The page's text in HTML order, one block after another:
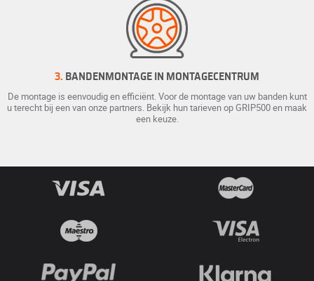
3. BANDENMONTAGE IN MONTAGECENTRUM
De montage is eenvoudig en efficiënt. Voor de montage van uw banden kunt
u terecht bij een van onze partners. Bekijk hun tarieven op GRIP500 en maak
een keuze.